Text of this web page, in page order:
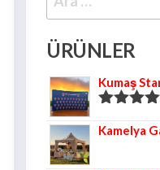
ÜRÜNLER
Kumaş
5.00oy
Kamelya